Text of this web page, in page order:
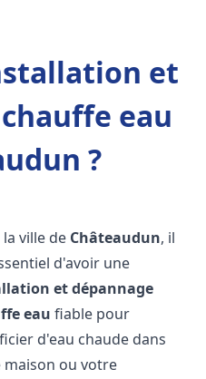
et
eau
?
la ville de Châteaudun, il
d'avoir une
et dépannage
eau fiable pour
d'eau chaude dans
maison ou votre